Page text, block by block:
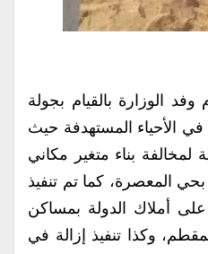
الوزارة بالقيام بجولة
الأحياء المستهدفة حيث
لمخالفة بناء متغير مكاني
المعصرة، كما تم تنفيذ
على أملاك الدولة بمساكن
وكذا تنفيذ إزالة في